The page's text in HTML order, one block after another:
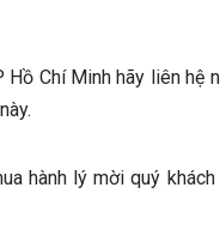
Hồ Chí Minh hãy liên hệ
hành lý mời quý